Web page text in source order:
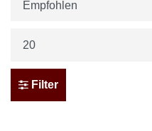
Filter